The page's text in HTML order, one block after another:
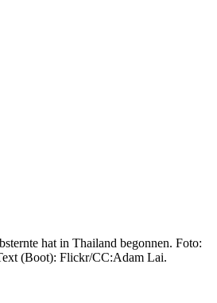
hat in Thailand begonnen. Foto:
(Boot): Flickr/CC:Adam Lai.